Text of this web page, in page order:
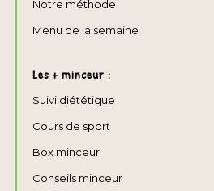
Notre méthode
Menu de la semaine
Les + minceur :
Suivi diététique
Cours de sport
Box minceur
Conseils minceur